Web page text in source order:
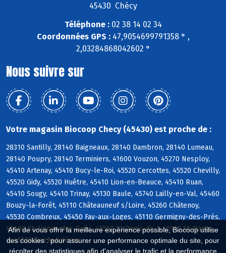
Afin de vous offrir la meilleure expérience possible, Biocoop utilise
des cookies : pour assurer une performance optimale du site, pour
récolter des statistiques afin d'analyser le trafic et la performance
45430 Chécy
Téléphone :02 38 14 02 34
Coordonnées GPS :47,9054699791358 ° ,
2,03284868042602 °
Nous suivre sur
Votre magasin Biocoop Checy (45430) est proche de :
28310 Santilly, 28140 Baigneaux, 28140 Dambron, 28140 Lumeau,
28140 Poupry, 28140 Terminiers, 41600 Vouzon, 45270 Nesploy,
45410 Artenay, 45410 Bucy-le-Roi, 45520 Cercottes, 45520 Chevilly,
45520 Gidy, 45520 Huêtre, 45410 Lion-en-Beauce, 45410 Ruan,
45410 Sougy, 45410 Trinay, 45130 Baule, 45740 Lailly-en-Val, 45460
Bouzy-la-Forêt, 45110 Châteauneuf s/Loire, 45260 Châtenoy,
45530 Combreux, 45450 Fay-aux-Loges, 45110 Germigny-des-Prés,
45460 St-Aignan-des-Gués, 45550 St-Denis-de-l, 45110 St-Martin-
d, 45530 Seichebrières